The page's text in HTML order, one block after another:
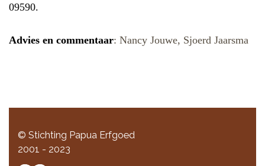
09590.
Advies en commentaar: Nancy Jouwe, Sjoerd Jaarsma
© Stichting Papua Erfgoed
2001 - 2023